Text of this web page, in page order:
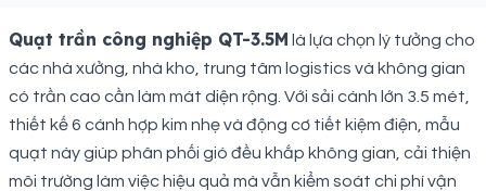
Description
Quạt trần công nghiệp QT-3.5M là lựa chọn lý tưởng cho
các nhà xưởng, nhà kho, trung tâm logistics và không gian
có trần cao cần làm mát diện rộng. Với sải cánh lớn 3.5 mét,
thiết kế 6 cánh hợp kim nhẹ và động cơ tiết kiệm điện, mẫu
quạt này giúp phân phối gió đều khắp không gian, cải thiện
môi trường làm việc hiệu quả mà vẫn kiểm soát chi phí vận